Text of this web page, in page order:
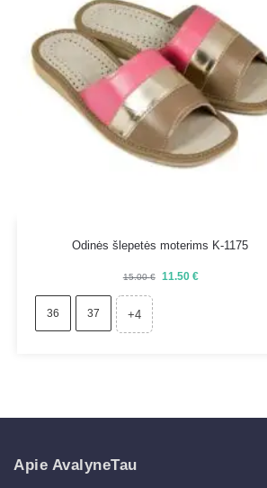
Odinės šlepetės moterims K-1175
15.00€ 11.50 €
36 37 +4
Apie AvalyneTau